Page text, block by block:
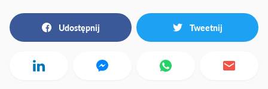
Udostępnij Tweetnij